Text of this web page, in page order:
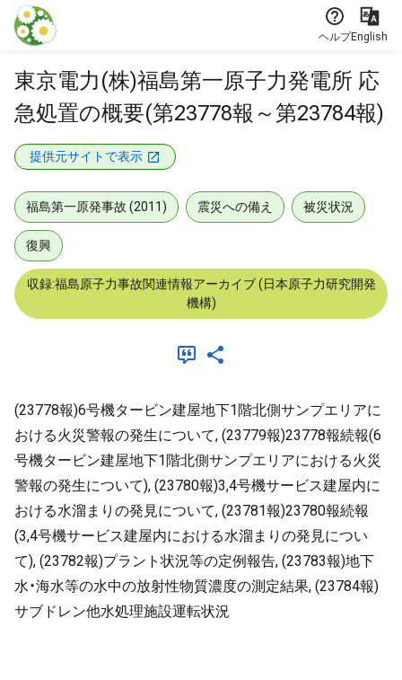
本文に飛ぶ
ヘルプEnglish
東京電力(株)福島第一原子力発電所 応
急処置の概要(第23778報～第23784報)
提供元サイトで表示
福島第一原発事故 (2011) 震災への備え 被災状況
復興
収録:福島原子力事故関連情報アーカイブ (日本原子力研究開発
機構)
(23778報)6号機タービン建屋地下1階北側サンプエリアに
おける火災警報の発生について, (23779報)23778報続報(6
号機タービン建屋地下1階北側サンプエリアにおける火災
警報の発生について), (23780報)3,4号機サービス建屋内に
おける水溜まりの発見について, (23781報)23780報続報
(3,4号機サービス建屋内における水溜まりの発見につい
て), (23782報)プラント状況等の定例報告, (23783報)地下
水・海水等の水中の放射性物質濃度の測定結果, (23784報)
サブドレン他水処理施設運転状況